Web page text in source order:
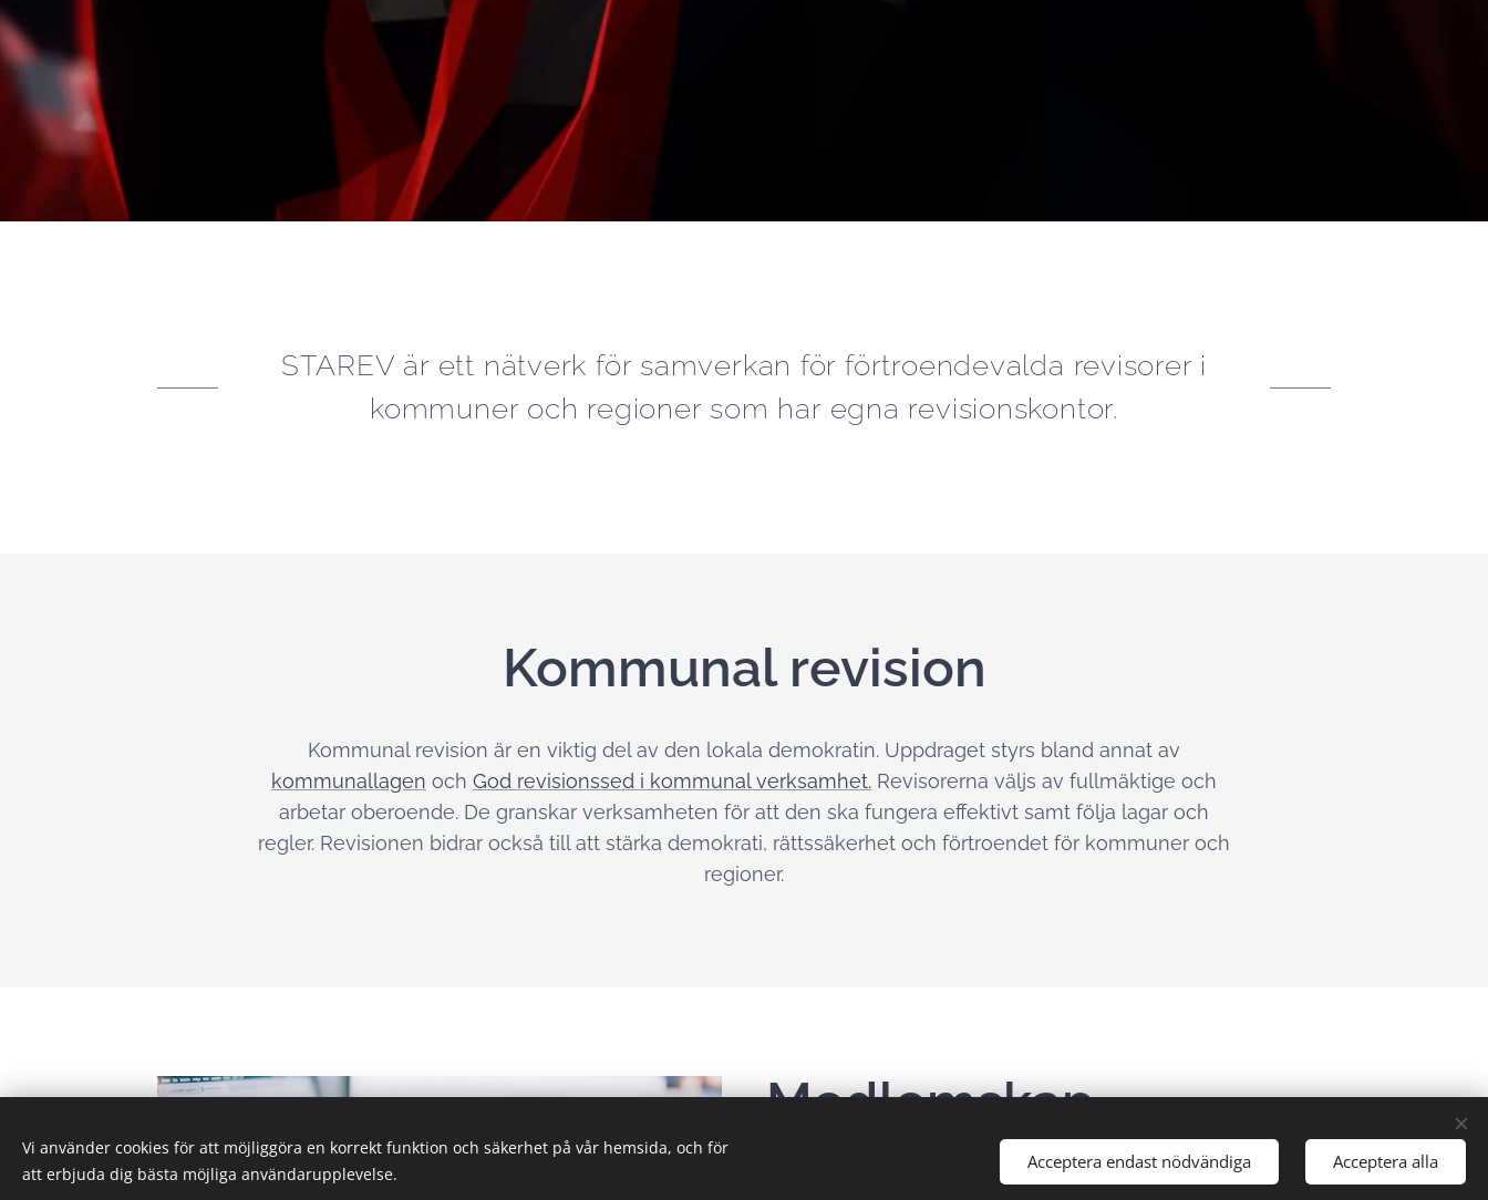
STAREV är ett nätverk för samverkan för förtroendevalda revisorer i
kommuner och regioner som har egna revisionskontor.
Kommunal revision
Kommunal revision är en viktig del av den lokala demokratin. Uppdraget styrs bland annat av
kommunallagen och God revisionssed i kommunal verksamhet. Revisorerna väljs av fullmäktige och
arbetar oberoende. De granskar verksamheten för att den ska fungera effektivt samt följa lagar och
regler. Revisionen bidrar också till att stärka demokrati, rättssäkerhet och förtroendet för kommuner och
regioner.
Medlemskap
Kommuner och regioner som har egna revisionskontor kan
Vi använder cookies för att möjliggöra en korrekt funktion och säkerhet på vår hemsida, och för
att erbjuda dig bästa möjliga användarupplevelse.
Acceptera endast nödvändiga Acceptera alla